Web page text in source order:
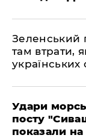
Зеленський
там втрати,
українських
Удари
посту
показали на